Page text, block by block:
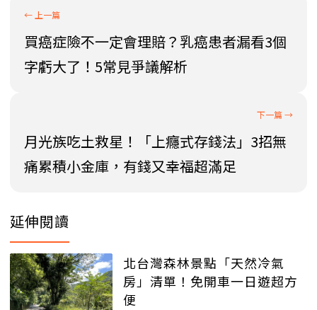
買癌症險不一定會理賠？乳癌患者漏看3個
字虧大了！5常見爭議解析
月光族吃土救星！「上癮式存錢法」3招無
痛累積小金庫，有錢又幸福超滿足
延伸閱讀
北台灣森林景點「天然冷氣
房」清單！免開車一日遊超方
便